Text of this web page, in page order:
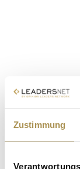
Zustimmung